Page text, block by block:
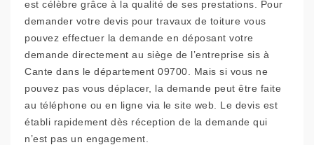
est célèbre grâce à la qualité de ses prestations. Pour
demander votre devis pour travaux de toiture vous
pouvez effectuer la demande en déposant votre
demande directement au siège de l’entreprise sis à
Cante dans le département 09700. Mais si vous ne
pouvez pas vous déplacer, la demande peut être faite
au téléphone ou en ligne via le site web. Le devis est
établi rapidement dès réception de la demande qui
n’est pas un engagement.